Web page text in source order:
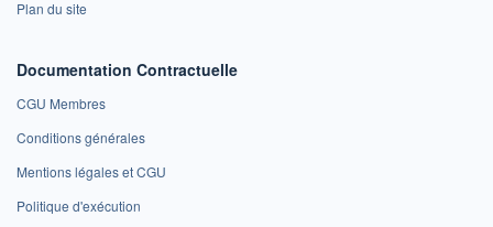
Plan du site
Documentation Contractuelle
CGU Membres
Conditions générales
Mentions légales et CGU
Politique d'exécution